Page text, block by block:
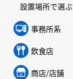
設置場所で選ぶ
事務所系
飲食店
商店/店舗